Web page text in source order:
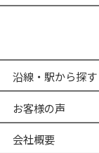
沿線・駅から探す
お客様の声
会社概要